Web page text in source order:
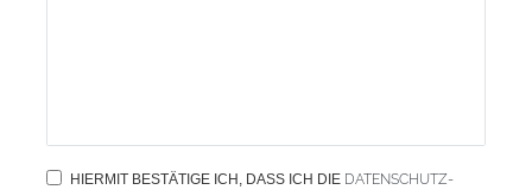
HIERMIT BESTÄTIGE ICH, DASS ICH DIE DATEN­SCHUTZ­